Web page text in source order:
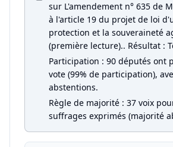
sur L'amendement n° 635 de
à l'article 19 du projet de loi
protection et la souveraineté
(première lecture).. Résultat :
Participation : 90 députés ont
vote (99% de participation),
abstentions.
Règle de majorité : 37 voix
suffrages exprimés (majorité